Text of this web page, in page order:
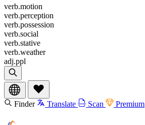
verb.motion
verb.perception
verb.possession
verb.social
verb.stative
verb.weather
adj.ppl
Finder Translate Scan Premium